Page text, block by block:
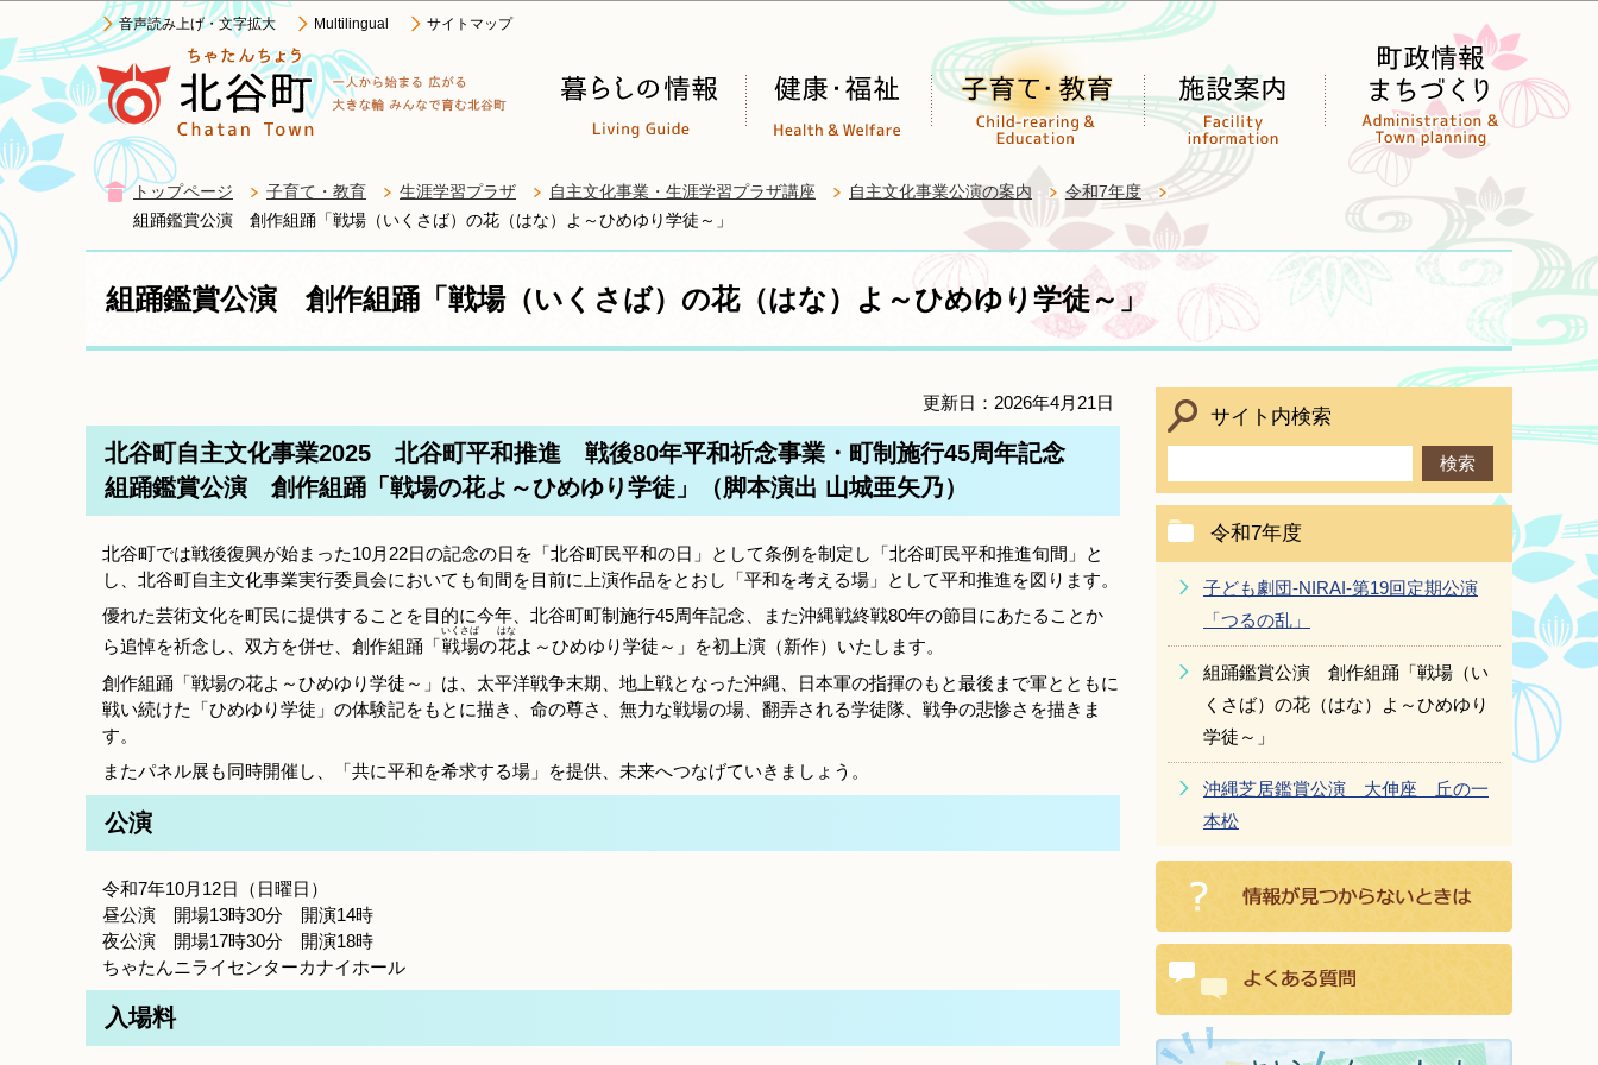
音声読み上げ・文字拡大 Multilingual サイトマップ
トップページ 子育て・教育 生涯学習プラザ 自主文化事業・生涯学習プラザ講座 自主文化事業公演の案内
令和7年度
組踊鑑賞公演 創作組踊「戦場（いくさば）の花（はな）よ～ひめゆり学徒～」
組踊鑑賞公演 創作組踊「戦場（いくさば）の花（はな）よ～ひめゆり学徒～」
更新日：2026年4月21日
北谷町自主文化事業2025 北谷町平和推進 戦後80年平和祈念事業・町制施行45周年記念
組踊鑑賞公演 創作組踊「戦場の花よ～ひめゆり学徒」（脚本演出 山城亜矢乃）
北谷町では戦後復興が始まった10月22日の記念の日を「北谷町民平和の日」として条例を制定し「北谷町民平和推進旬間」と
し、北谷町自主文化事業実行委員会においても旬間を目前に上演作品をとおし「平和を考える場」として平和推進を図ります。
優れた芸術文化を町民に提供することを目的に今年、北谷町町制施行45周年記念、また沖縄戦終戦80年の節目にあたることか
ら追悼を祈念し、双方を併せ、創作組踊「戦場
いくさば
の花
はな
よ～ひめゆり学徒～」を初上演（新作）いたします。
創作組踊「戦場の花よ～ひめゆり学徒～」は、太平洋戦争末期、地上戦となった沖縄、日本軍の指揮のもと最後まで軍とともに
戦い続けた「ひめゆり学徒」の体験記をもとに描き、命の尊さ、無力な戦場の場、翻弄される学徒隊、戦争の悲惨さを描きま
す。
またパネル展も同時開催し、「共に平和を希求する場」を提供、未来へつなげていきましょう。
公演
令和7年10月12日（日曜日）
昼公演 開場13時30分 開演14時
夜公演 開場17時30分 開演18時
ちゃたんニライセンターカナイホール
入場料
サイト内検索
令和7年度
子ども劇団-NIRAI-第19回定期公演
「つるの乱」
組踊鑑賞公演 創作組踊「戦場（い
くさば）の花（はな）よ～ひめゆり
学徒～」
沖縄芝居鑑賞公演 大伸座 丘の一
本松